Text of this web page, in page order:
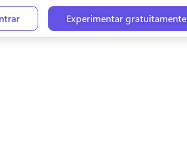
Experimentar gratuitamente